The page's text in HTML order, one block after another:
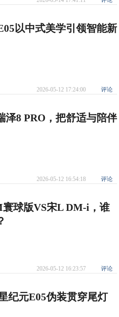
以中式美学引领智能新
2026-05-12 17:24:00 评论
泽8 PRO，把舒适与陪伴
2026-05-12 16:54:18 评论
球版VS宋L DM-i，谁
2026-05-12 16:23:57 评论
纪元E05伪装贯穿尾灯